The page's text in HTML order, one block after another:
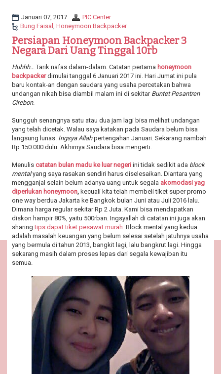
t
n
Januari 07, 2017
PIC Center
Bung Faisal , Honeymoon Backpacker
Persiapan Honeymoon Backpacker 3
Negara Dari Uang Tinggal 10rb
Huhhh... Tarik nafas dalam-dalam. Catatan pertama honeymoon
backpackerdimulai tanggal 6 Januari 2017 ini. Hari Jumat ini pula
baru kontak-an dengan saudara yang usaha percetakan bahwa
undangan nikah bisa diambil malam ini di sekitar Buntet Pesantren
Cirebon.
Sungguh senangnya satu atau dua jam lagi bisa melihat undangan
yang telah dicetak. Walau saya katakan pada Saudara belum bisa
langsung lunas. Ingsya Allahpertengahan Januari. Sekarang nambah
Rp 150.000 dulu. Akhirnya Saudara bisa mengerti.
Menulis catatan bulan madu ke luar negeri ini tidak sedikit ada block
mentalyang saya rasakan sendiri harus diselesaikan. Diantara yang
mengganjal selain belum adanya uang untuk segala akomodasi yag
diperlukan honeymoon, kecuali kita telah membeli tiket super promo
one way berdua Jakarta ke Bangkok bulan Juni atau Juli 2016 lalu.
Dimana harga regular sekitar Rp 2 Juta. Kami bisa mendapatkan
diskon hampir 80%, yaitu 500rban. Ingsyallah di catatan ini juga akan
sharingtips dapat tiket pesawat murah. Block mental yang kedua
adalah masalah keuangan yang belum selesai setelah jatuhnya usaha
yang bermula di tahun 2013, bangkit lagi, lalu bangkrut lagi. Hingga
sekarang masih dalam proses lepas dari segala kewajiban itu
semua.